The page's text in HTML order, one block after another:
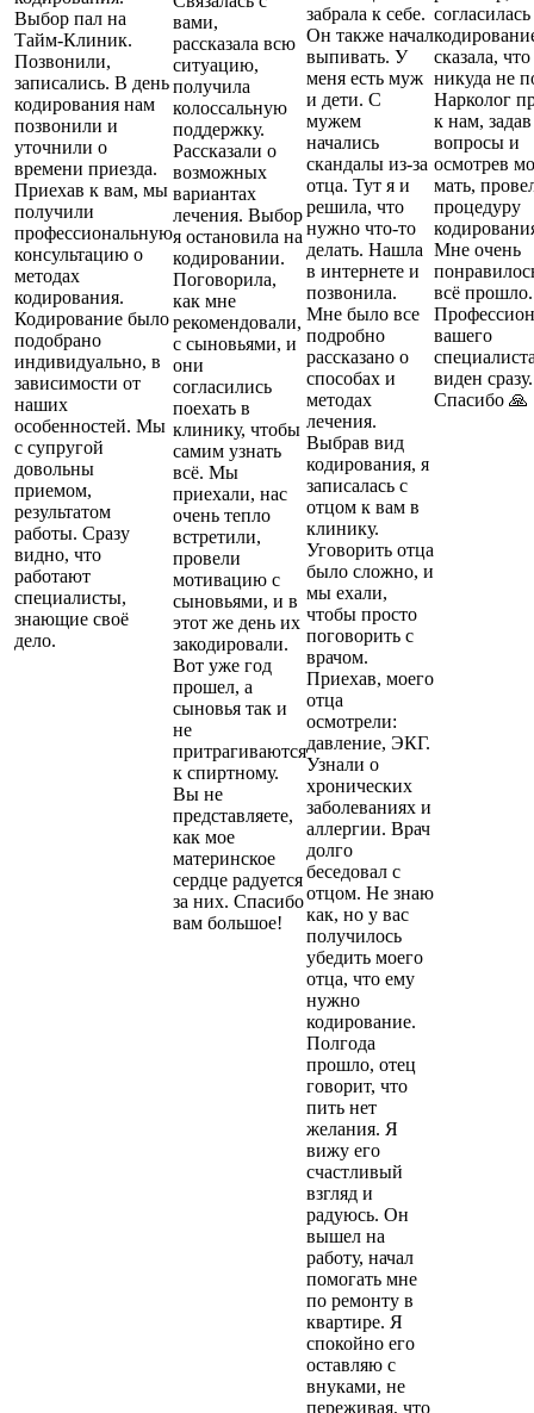
Выбор пал на
Тайм-Клиник.
Позвонили,
записались. В день
кодирования нам
позвонили и
уточнили о
времени приезда.
Приехав к вам, мы
получили
профессиональную
консультацию о
методах
кодирования.
Кодирование было
подобрано
индивидуально, в
зависимости от
наших
особенностей. Мы
с супругой
довольны
приемом,
результатом
работы. Сразу
видно, что
работают
специалисты,
знающие своё
дело.
вами,
рассказала всю
ситуацию,
получила
колоссальную
поддержку.
Рассказали о
возможных
вариантах
лечения. Выбор
я остановила на
кодировании.
Поговорила,
как мне
рекомендовали,
с сыновьями, и
они
согласились
поехать в
клинику, чтобы
самим узнать
всё. Мы
приехали, нас
очень тепло
встретили,
провели
мотивацию с
сыновьями, и в
этот же день их
закодировали.
Вот уже год
прошел, а
сыновья так и
не
притрагиваются
к спиртному.
Вы не
представляете,
как мое
материнское
сердце радуется
за них. Спасибо
вам большое!
забрала к себе.
Он также начал
выпивать. У
меня есть муж
и дети. С
мужем
начались
скандалы из-за
отца. Тут я и
решила, что
нужно что-то
делать. Нашла
в интернете и
позвонила.
Мне было все
подробно
рассказано о
способах и
методах
лечения.
Выбрав вид
кодирования, я
записалась с
отцом к вам в
клинику.
Уговорить отца
было сложно, и
мы ехали,
чтобы просто
поговорить с
врачом.
Приехав, моего
отца
осмотрели:
давление, ЭКГ.
Узнали о
хронических
заболеваниях и
аллергии. Врач
долго
беседовал с
отцом. Не знаю
как, но у вас
получилось
убедить моего
отца, что ему
нужно
кодирование.
Полгода
прошло, отец
говорит, что
пить нет
желания. Я
вижу его
счастливый
взгляд и
радуюсь. Он
вышел на
работу, начал
помогать мне
по ремонту в
квартире. Я
спокойно его
оставляю с
внуками, не
переживая, что
сказала, что
никуда не
Нарколог
к нам, задав
вопросы и
осмотрев
мать,
процедуру
Мне очень
всё прошло.
вашего
виден сразу.
Спасибо 🙏